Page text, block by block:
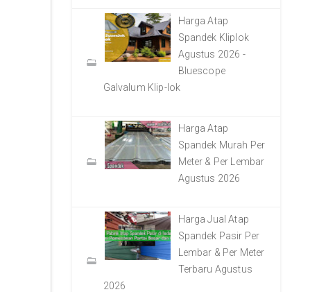
Harga Atap
Spandek Kliplok
Agustus 2026 -
Bluescope
Galvalum Klip-lok
Harga Atap
Spandek Murah Per
Meter & Per Lembar
Agustus 2026
Harga Jual Atap
Spandek Pasir Per
Lembar & Per Meter
Terbaru Agustus
2026